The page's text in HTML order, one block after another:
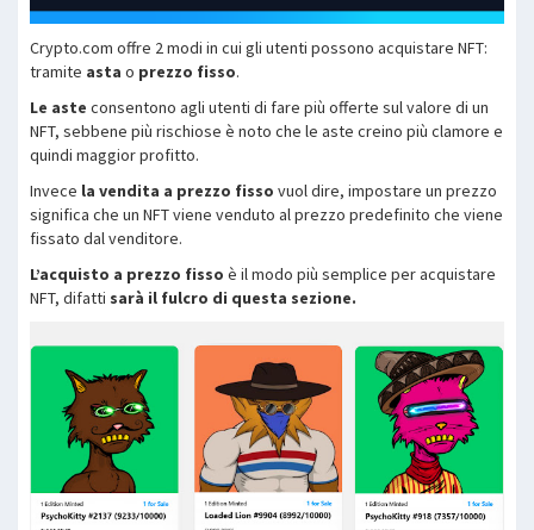
Crypto.com offre 2 modi in cui gli utenti possono acquistare NFT:
tramite asta o prezzo fisso.
Le aste consentono agli utenti di fare più offerte sul valore di un
NFT, sebbene più rischiose è noto che le aste creino più clamore e
quindi maggior profitto.
Invece la vendita a prezzo fisso vuol dire, impostare un prezzo
significa che un NFT viene venduto al prezzo predefinito che viene
fissato dal venditore.
L’acquisto a prezzo fisso è il modo più semplice per acquistare
NFT, difatti sarà il fulcro di questa sezione.